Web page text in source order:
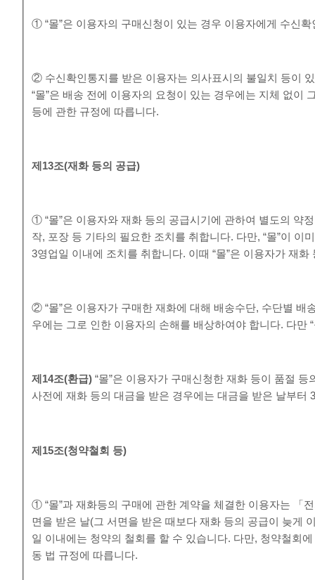
① “몰”은 이용자의 구매신청이 있는 경우 이용자에게 수신
② 수신확인통지를 받은 이용자는 의사표시의 불일치 등이
“몰”은 배송 전에 이용자의 요청이 있는 경우에는 지체 없
등에 관한 규정에 따릅니다.
제 13조(재화 등의 공급)
① “몰”은 이용자와 재화 등의 공급시기에 관하여 별도의 약
작, 포장 등 기타의 필요한 조치를 취합니다. 다만, “몰”이
3영업일 이내에 조치를 취합니다. 이때 “몰”은 이용자가 재
② “몰”은 이용자가 구매한 재화에 대해 배송수단, 수단별 배
우에는 그로 인한 이용자의 손해를 배상하여야 합니다. 다만
제 14조(환급)“몰”은 이용자가 구매신청한 재화 등이 품절
사전에 재화 등의 대금을 받은 경우에는 대금을 받은 날부
제15조(청약철회 등)
① “몰”과 재화등의 구매에 관한 계약을 체결한 이용자는 「
면을 받은 날(그 서면을 받은 때보다 재화 등의 공급이 늦게
일 이내에는 청약의 철회를 할 수 있습니다. 다만, 청약철회
동 법 규정에 따릅니다.